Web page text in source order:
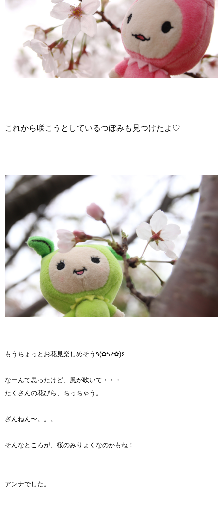
これから咲こうとしているつぼみも見つけたよ♡
もうちょっとお花見楽しめそう٩(✿❛ᴗ❛✿)۶
なーんて思ったけど、風が吹いて・・・
たくさんの花びら、ちっちゃう。
ざんねん〜。。。
そんなところが、桜のみりょくなのかもね！
アンナでした。